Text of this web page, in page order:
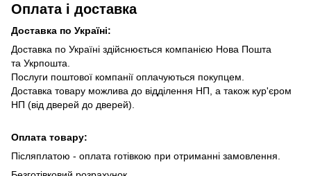
Оплата і доставка
Доставка по Україні:
Доставка по Україні здійснюється компанією Нова Пошта
та Укрпошта.
Послуги поштової компанії оплачуються покупцем.
Доставка товару можлива до відділення НП, а також кур'єром
НП (від дверей до дверей).
Оплата товару:
Післяплатою - оплата готівкою при отриманні замовлення.